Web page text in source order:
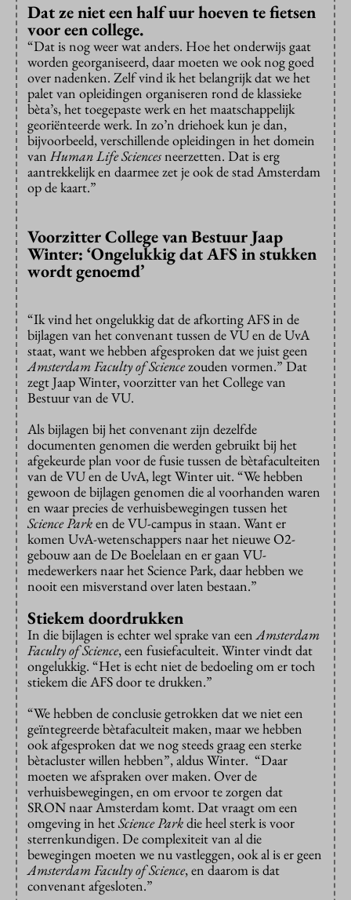
Dat ze niet een half uur hoeven te fietsen
voor een college.
“Dat is nog weer wat anders. Hoe het onderwijs gaat
worden georganiseerd, daar moeten we ook nog goed
over nadenken. Zelf vind ik het belangrijk dat we het
palet van opleidingen organiseren rond de klassieke
bèta’s, het toegepaste werk en het maatschappelijk
georiënteerde werk. In zo’n driehoek kun je dan,
bijvoorbeeld, verschillende opleidingen in het domein
van Human Life Sciencesneerzetten. Dat is erg
aantrekkelijk en daarmee zet je ook de stad Amsterdam
op de kaart.”
Voorzitter College van Bestuur Jaap
Winter: ‘Ongelukkig dat AFS in stukken
wordt genoemd’
“Ik vind het ongelukkig dat de afkorting AFS in de
bijlagen van het convenant tussen de VU en de UvA
staat, want we hebben afgesproken dat we juist geen
Amsterdam Faculty of Sciencezouden vormen.” Dat
zegt Jaap Winter, voorzitter van het College van
Bestuur van de VU.
Als bijlagen bij het convenant zijn dezelfde
documenten genomen die werden gebruikt bij het
afgekeurde plan voor de fusie tussen de bètafaculteiten
van de VU en de UvA, legt Winter uit. “We hebben
gewoon de bijlagen genomen die al voorhanden waren
en waar precies de verhuisbewegingen tussen het
Science Parken de VU-campus in staan. Want er
komen UvA-wetenschappers naar het nieuwe O2-
gebouw aan de De Boelelaan en er gaan VU-
medewerkers naar het Science Park, daar hebben we
nooit een misverstand over laten bestaan.”
Stiekem doordrukken
In die bijlagen is echter wel sprake van eenAmsterdam
Faculty of Science, een fusiefaculteit. Winter vindt dat
ongelukkig. “Het is echt niet de bedoeling om er toch
stiekem die AFS door te drukken.”
“We hebben de conclusie getrokken dat we niet een
geïntegreerde bètafaculteit maken, maar we hebben
ook afgesproken dat we nog steeds graag een sterke
bètacluster willen hebben”, aldus Winter. “Daar
moeten we afspraken over maken. Over de
verhuisbewegingen, en om ervoor te zorgen dat
SRON naar Amsterdam komt. Dat vraagt om een
omgeving in hetScience Parkdie heel sterk is voor
sterrenkundigen. De complexiteit van al die
bewegingen moeten we nu vastleggen, ook al is er geen
Amsterdam Faculty of Science, en daarom is dat
convenant afgesloten.”